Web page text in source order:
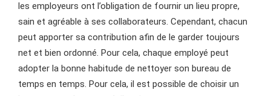
les employeurs ont l’obligation de fournir un lieu propre,
sain et agréable à ses collaborateurs. Cependant, chacun
peut apporter sa contribution afin de le garder toujours
net et bien ordonné. Pour cela, chaque employé peut
adopter la bonne habitude de nettoyer son bureau de
temps en temps. Pour cela, il est possible de choisir un